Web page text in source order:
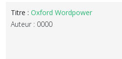
Titre : Oxford Wordpower
Auteur : 0000